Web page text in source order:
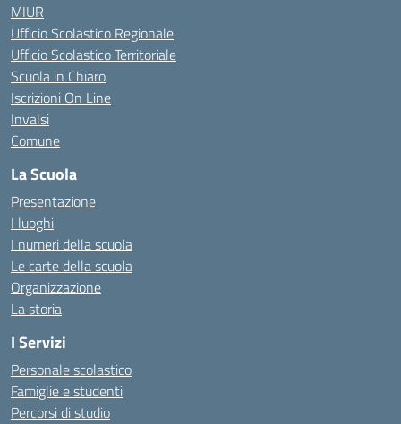
MIUR
Ufficio Scolastico Regionale
Ufficio Scolastico Territoriale
Scuola in Chiaro
Iscrizioni On Line
Invalsi
Comune
La Scuola
Presentazione
I luoghi
I numeri della scuola
Le carte della scuola
Organizzazione
La storia
I Servizi
Personale scolastico
Famiglie e studenti
Percorsi di studio